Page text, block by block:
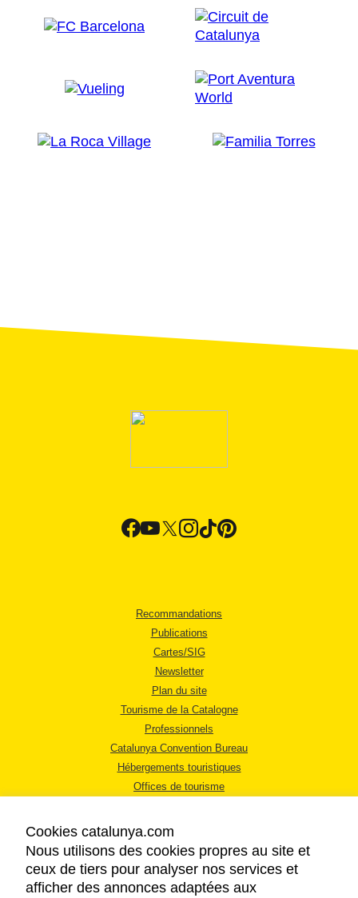
Recommandations
Publications
Cartes/SIG
Newsletter
Plan du site
Tourisme de la Catalogne
Professionnels
Catalunya Convention Bureau
Hébergements touristiques
Offices de tourisme
Cookies catalunya.com
Nous utilisons des cookies propres au site et
ceux de tiers pour analyser nos services et
afficher des annonces adaptées aux